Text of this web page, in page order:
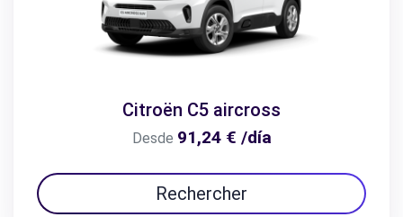
Citroën C5 aircross
Desde 91,24 € /día
Rechercher